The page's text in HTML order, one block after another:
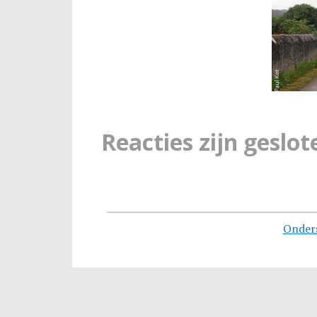
Reacties zijn